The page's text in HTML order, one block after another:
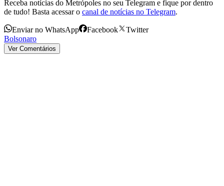
Receba notícias do Metrópoles no seu Telegram e fique por dentro
de tudo! Basta acessar o canal de notícias no Telegram.
Enviar no WhatsApp Facebook
Twitter
Bolsonaro
Ver Comentários